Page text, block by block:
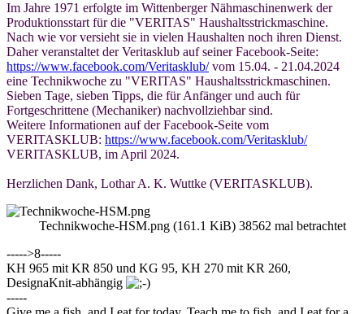
Im Jahre 1971 erfolgte im Wittenberger Nähmaschinenwerk der
Produktionsstart für die "VERITAS" Haushaltsstrickmaschine.
Nach wie vor versieht sie in vielen Haushalten noch ihren Dienst.
Daher veranstaltet der Veritasklub auf seiner Facebook-Seite:
https://www.facebook.com/Veritasklub/vom 15.04. - 21.04.2024
eine Technikwoche zu "VERITAS" Haushaltsstrickmaschinen.
Sieben Tage, sieben Tipps, die für Anfänger und auch für
Fortgeschrittene (Mechaniker) nachvollziehbar sind.
Weitere Informationen auf der Facebook-Seite vom
VERITASKLUB: https://www.facebook.com/Veritasklub/
VERITASKLUB, im April 2024.
Herzlichen Dank, Lothar A. K. Wuttke (VERITASKLUB).
Technikwoche-HSM.png (161.1 KiB) 38562 mal betrachtet
----->8-----
KH 965 mit KR 850 und KG 95, KH 270 mit KR 260,
DesignaKnit-abhängig
-----